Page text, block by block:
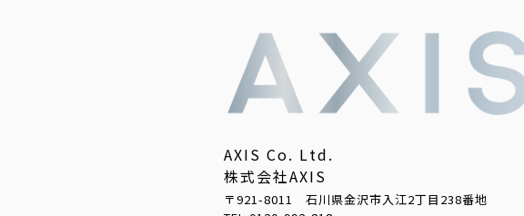
AXIS Co. Ltd.
株式会社AXIS
〒921-8011 石川県金沢市入江2丁目238番地